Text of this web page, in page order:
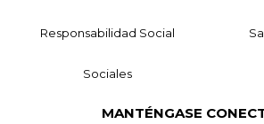
Responsabilidad Social
Sociales
MANTÉNGASE